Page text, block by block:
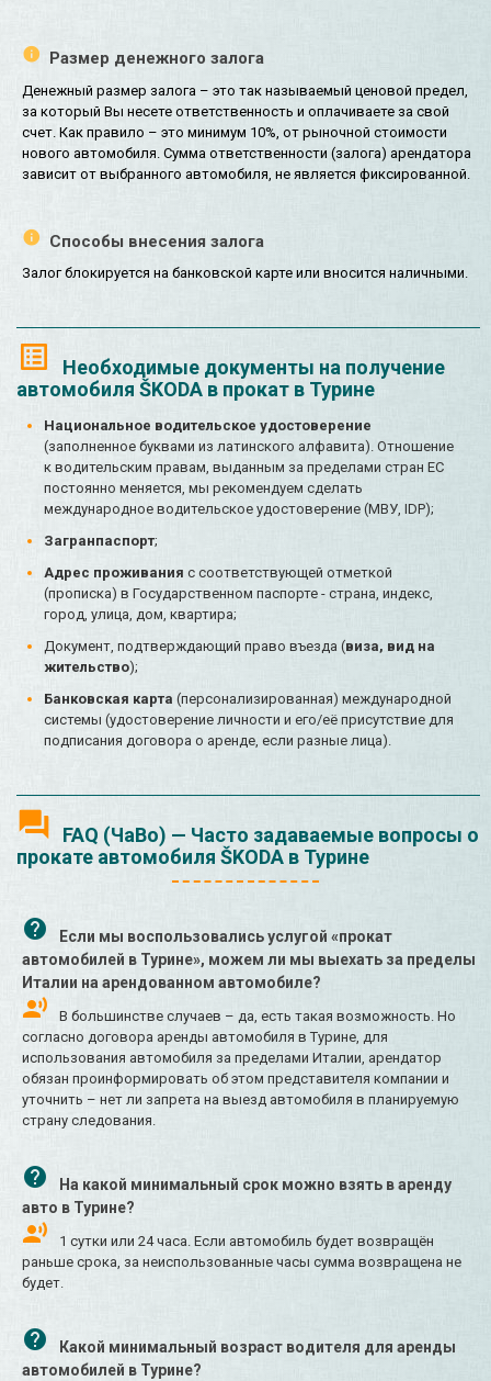
Размер денежного залога
Денежный размер залога – это так называемый ценовой предел,
за который Вы несете ответственность и оплачиваете за свой
счет. Как правило – это минимум 10%, от рыночной стоимости
нового автомобиля. Сумма ответственности (залога) арендатора
зависит от выбранного автомобиля, не является фиксированной.
Способы внесения залога
Залог блокируется на банковской карте или вносится наличными.
Необходимые документы на получение
автомобиля ŠKODA в прокат в Турине
Национальное водительское удостоверение
(заполненное буквами из латинского алфавита). Отношение
к водительским правам, выданным за пределами стран ЕС
постоянно меняется, мы рекомендуем сделать
международное водительское удостоверение (МВУ, IDP);
Загранпаспорт;
Адрес проживания с соответствующей отметкой
(прописка) в Государственном паспорте - страна, индекс,
город, улица, дом, квартира;
Документ, подтверждающий право въезда (виза, вид на
жительство);
Банковская карта (персонализированная) международной
системы (удостоверение личности и его/её присутствие для
подписания договора о аренде, если разные лица).
FAQ (ЧаВо) — Часто задаваемые вопросы о
прокате автомобиля ŠKODA в Турине
Если мы воспользовались услугой «прокат
автомобилей в Турине», можем ли мы выехать за пределы
Италии на арендованном автомобиле?
В большинстве случаев – да, есть такая возможность. Но
согласно договора аренды автомобиля в Турине, для
использования автомобиля за пределами Италии, арендатор
обязан проинформировать об этом представителя компании и
уточнить – нет ли запрета на выезд автомобиля в планируемую
страну следования.
На какой минимальный срок можно взять в аренду
авто в Турине?
1 сутки или 24 часа. Если автомобиль будет возвращён
раньше срока, за неиспользованные часы сумма возвращена не
будет.
Какой минимальный возраст водителя для аренды
автомобилей в Турине?